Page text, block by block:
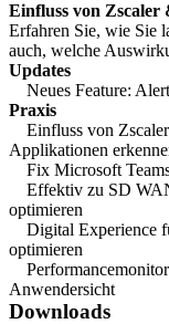
Einfluss von Zscaler
Erfahren Sie, wie Sie
auch, welche
Updates
Neues Feature:
Praxis
Einfluss von
Applikationen
Fix Microsoft
Effektiv zu SD
optimieren
Digital Experience
optimieren
Anwendersicht
Downloads